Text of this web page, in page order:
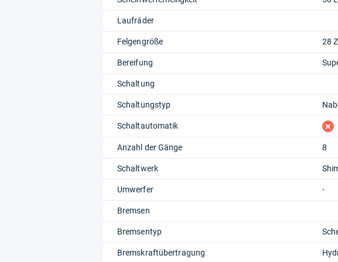
Laufräder
Felgengröße 28
Bereifung
Schaltung
Schaltungstyp
Schaltautomatik fehlt
Anzahl der Gänge 8
Schaltwerk
Umwerfer -
Bremsen
Bremsentyp
Bremskraftübertragung